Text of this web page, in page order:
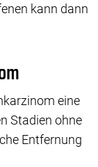
kann dann
eine
Stadien ohne
Entfernung